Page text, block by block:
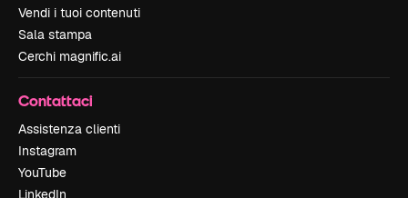
Vendi i tuoi contenuti
Sala stampa
Cerchi magnific.ai
Contattaci
Assistenza clienti
Instagram
YouTube
LinkedIn